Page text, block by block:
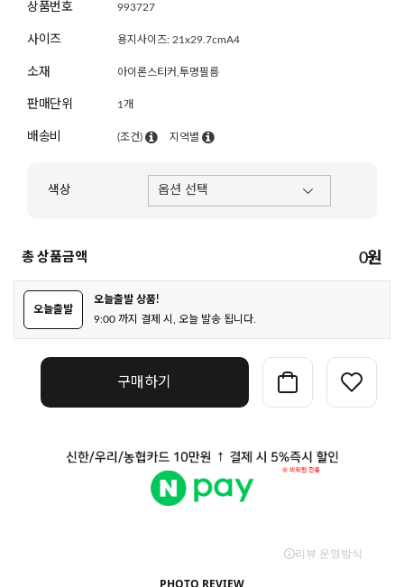
상품번호 993727
사이즈 용지사이즈: 21x29.7cmA4
소재 아이론스티커,투명필름
판매단위 1개
배송비 (조건) 지역별
색상
총 상품금액 0원
오늘출발
오늘출발 상품!
9:00 까지 결제 시, 오늘 발송 됩니다.
구매하기